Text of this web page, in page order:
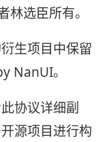
选臣所有。
生项目中保留
NanUI。
协议详细副
源项目进行构